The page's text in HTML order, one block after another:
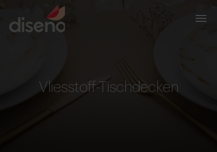
Vliesstoff-Tischdecken